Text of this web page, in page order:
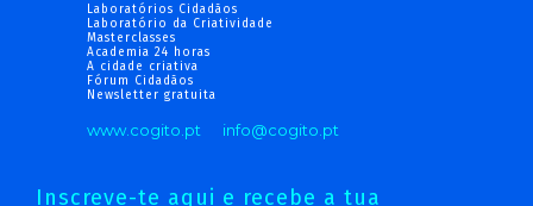
Laboratórios Cidadãos
Laboratório da Criatividade
Masterclasses
Academia 24 horas
A cidade criativa
Fórum Cidadãos
Newsletter gratuita
www.cogito.pt info@cogito.pt
Inscreve-te aqui e recebe a tua